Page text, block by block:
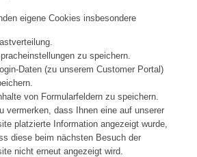
eigene Cookies insbesondere
zu speichern.
Daten (zu unserem Customer Portal)
von Formularfeldern zu speichern.
vermerken, dass Ihnen eine auf unserer
platzierte Information angezeigt wurde,
diese beim nächsten Besuch der
nicht erneut angezeigt wird.